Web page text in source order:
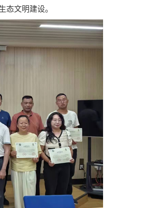
态文明建设。